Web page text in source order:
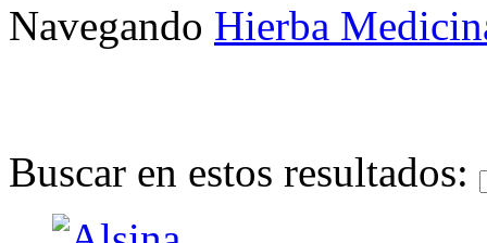
Navegando Hierba
Buscar en estos resultados: